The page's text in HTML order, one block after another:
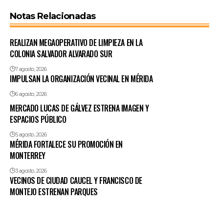
Notas Relacionadas
REALIZAN MEGAOPERATIVO DE LIMPIEZA EN LA
COLONIA SALVADOR ALVARADO SUR
7 agosto, 2026
IMPULSAN LA ORGANIZACIÓN VECINAL EN MÉRIDA
6 agosto, 2026
MERCADO LUCAS DE GÁLVEZ ESTRENA IMAGEN Y
ESPACIOS PÚBLICO
5 agosto, 2026
MÉRIDA FORTALECE SU PROMOCIÓN EN
MONTERREY
3 agosto, 2026
VECINOS DE CIUDAD CAUCEL Y FRANCISCO DE
MONTEJO ESTRENAN PARQUES